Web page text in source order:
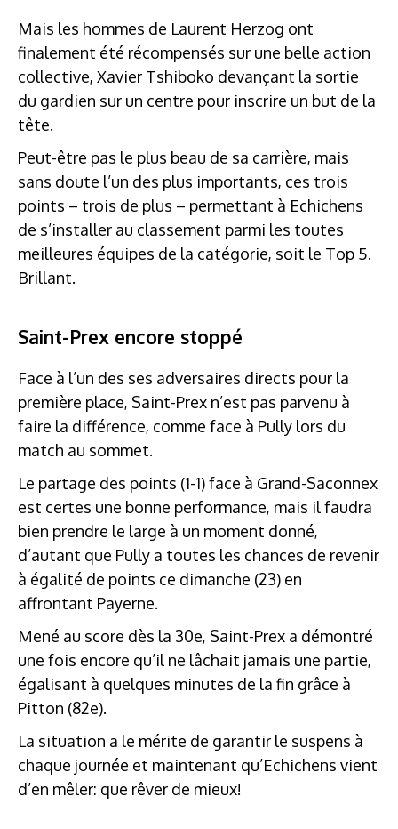
Mais les hommes de Laurent Herzog ont
finalement été récompensés sur une belle action
collective, Xavier Tshiboko devançant la sortie
du gardien sur un centre pour inscrire un but de la
tête.
Peut-être pas le plus beau de sa carrière, mais
sans doute l’un des plus importants, ces trois
points – trois de plus – permettant à Echichens
de s’installer au classement parmi les toutes
meilleures équipes de la catégorie, soit le Top 5.
Brillant.
Saint-Prex encore stoppé
Face à l’un des ses adversaires directs pour la
première place, Saint-Prex n’est pas parvenu à
faire la différence, comme face à Pully lors du
match au sommet.
Le partage des points (1-1) face à Grand-Saconnex
est certes une bonne performance, mais il faudra
bien prendre le large à un moment donné,
d’autant que Pully a toutes les chances de revenir
à égalité de points ce dimanche (23) en
affrontant Payerne.
Mené au score dès la 30e, Saint-Prex a démontré
une fois encore qu’il ne lâchait jamais une partie,
égalisant à quelques minutes de la fin grâce à
Pitton (82e).
La situation a le mérite de garantir le suspens à
chaque journée et maintenant qu’Echichens vient
d’en mêler: que rêver de mieux!